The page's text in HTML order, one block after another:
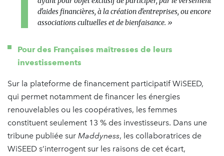
d'aides financières, à la création d'entreprises, ou encore
associations cultuelles et de bienfaisance. »
Pour des Françaises maîtresses de leurs
investissements
Sur la plateforme de financement participatif WiSEED,
qui permet notamment de financer les énergies
renouvelables ou les coopératives, les femmes
constituent seulement 13 % des investisseurs. Dans une
tribune publiée sur Maddyness, les collaboratrices de
WiSEED s’interrogent sur les raisons de cet écart,